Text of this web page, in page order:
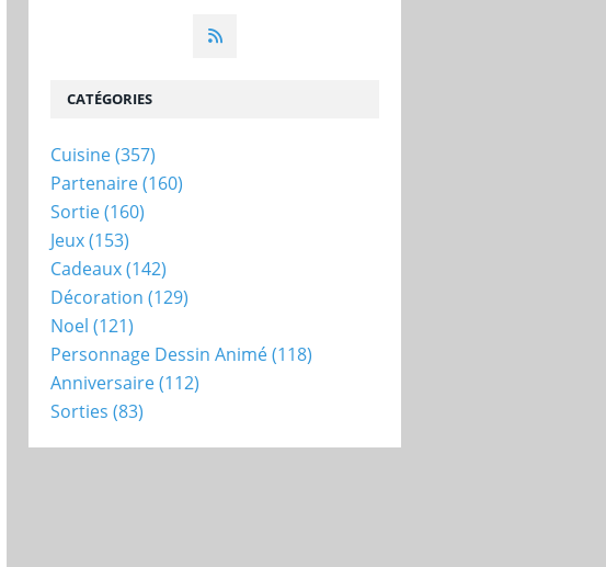
CATÉGORIES
Cuisine(357)
Partenaire(160)
Sortie(160)
Jeux(153)
Cadeaux(142)
Décoration (129)
Noel (121)
Personnage Dessin Animé(118)
Anniversaire(112)
Sorties (83)